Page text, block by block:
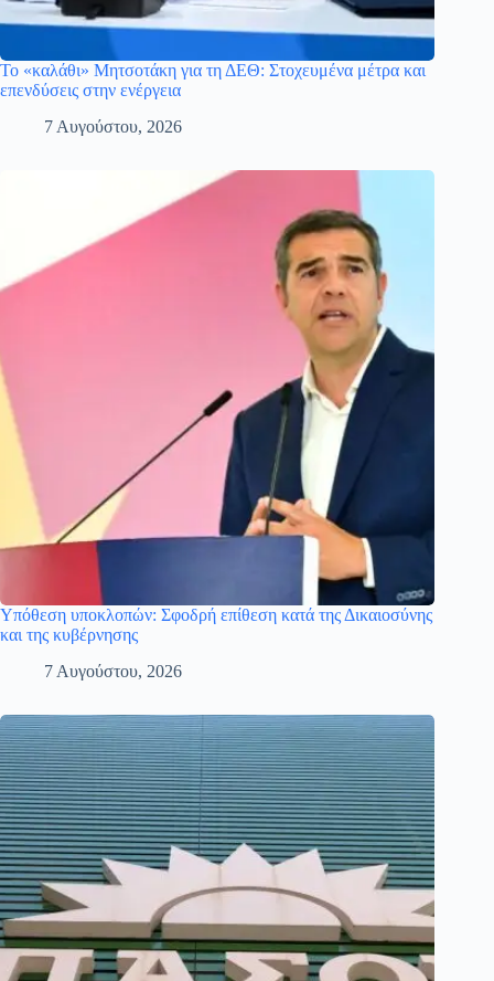
Το «καλάθι» Μητσοτάκη για τη ΔΕΘ: Στοχευμένα μέτρα και
επενδύσεις στην ενέργεια
7 Αυγούστου, 2026
Υπόθεση υποκλοπών: Σφοδρή επίθεση κατά της Δικαιοσύνης
και της κυβέρνησης
7 Αυγούστου, 2026